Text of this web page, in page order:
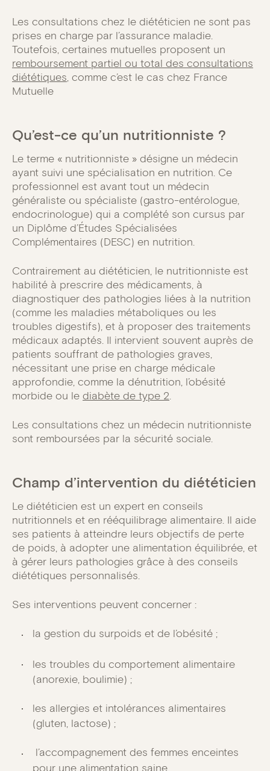
Les consultations chez le diététicien ne sont pas
prises en charge par l’assurance maladie.
Toutefois, certaines mutuelles proposent un
remboursement partiel ou total des consultations
diététiques, comme c’est le cas chez France
Mutuelle
Qu’est-ce qu’un nutritionniste ?
Le terme « nutritionniste » désigne un médecin
ayant suivi une spécialisation en nutrition. Ce
professionnel est avant tout un médecin
généraliste ou spécialiste (gastro-entérologue,
endocrinologue) qui a complété son cursus par
un Diplôme d’Études Spécialisées
Complémentaires (DESC) en nutrition.
Contrairement au diététicien, le nutritionniste est
habilité à prescrire des médicaments, à
diagnostiquer des pathologies liées à la nutrition
(comme les maladies métaboliques ou les
troubles digestifs), et à proposer des traitements
médicaux adaptés. Il intervient souvent auprès de
patients souffrant de pathologies graves,
nécessitant une prise en charge médicale
approfondie, comme la dénutrition, l’obésité
morbide ou le diabète de type 2.
Les consultations chez un médecin nutritionniste
sont remboursées par la sécurité sociale.
Champ d’intervention du diététicien
Le diététicien est un expert en conseils
nutritionnels et en rééquilibrage alimentaire. Il aide
ses patients à atteindre leurs objectifs de perte
de poids, à adopter une alimentation équilibrée, et
à gérer leurs pathologies grâce à des conseils
diététiques personnalisés.
Ses interventions peuvent concerner :
la gestion du surpoids et de l’obésité ;
les troubles du comportement alimentaire
(anorexie, boulimie) ;
les allergies et intolérances alimentaires
(gluten, lactose) ;
l’accompagnement des femmes enceintes
pour une alimentation saine.